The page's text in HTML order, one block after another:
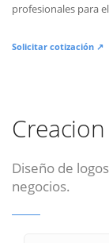
profesionales para
Solicitar cotización ↗
Diseño de
negocios.